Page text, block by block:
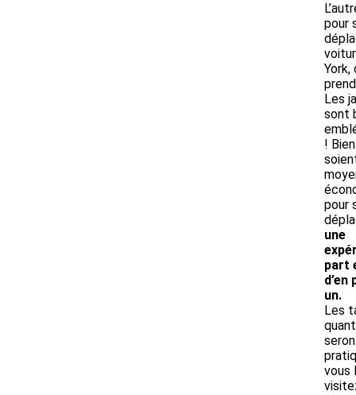
pour
York,
Les
sont
!
pour
une
part
d’en
un.
Les
vous